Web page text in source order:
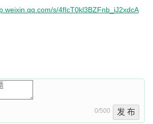
s/4fIcT0kl3BZFnb_iJ2xdcA
0/500 发 布